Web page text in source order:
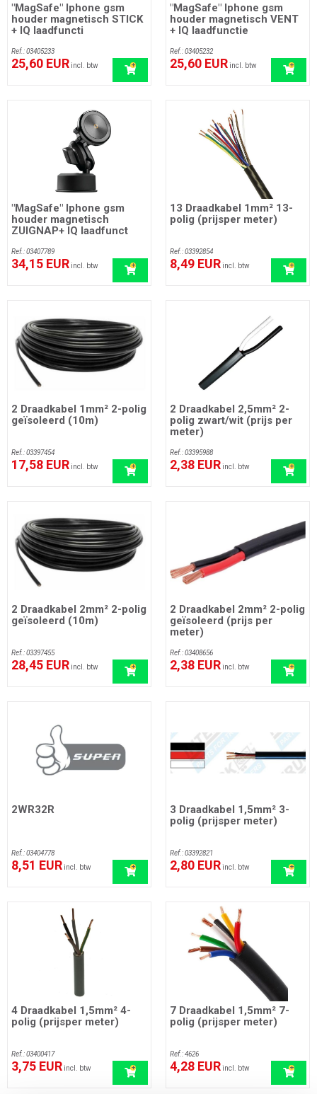
"MagSafe" Iphone gsm
houder magnetisch STICK
+ IQ laadfuncti
Ref.: 03405233
25,60 EURincl. btw
"MagSafe" Iphone gsm
houder magnetisch VENT
+ IQ laadfunctie
Ref.: 03405232
25,60 EURincl. btw
"MagSafe" Iphone gsm
houder magnetisch
ZUIGNAP+ IQ laadfunct
Ref.: 03407789
34,15 EURincl. btw
13 Draadkabel 1mm² 13-
polig (prijsper meter)
Ref.: 03392854
8,49 EURincl. btw
2 Draadkabel 1mm² 2-polig
geïsoleerd (10m)
Ref.: 03397454
17,58 EURincl. btw
2 Draadkabel 2,5mm² 2-
polig zwart/wit (prijs per
meter)
Ref.: 03395988
2,38 EURincl. btw
2 Draadkabel 2mm² 2-polig
geïsoleerd (10m)
Ref.: 03397455
28,45 EURincl. btw
2 Draadkabel 2mm² 2-polig
geïsoleerd (prijs per
meter)
Ref.: 03408656
2,38 EURincl. btw
2WR32R
Ref.: 03404778
8,51 EURincl. btw
3 Draadkabel 1,5mm² 3-
polig (prijsper meter)
Ref.: 03392821
2,80 EURincl. btw
4 Draadkabel 1,5mm² 4-
polig (prijsper meter)
Ref.: 03400417
3,75 EURincl. btw
7 Draadkabel 1,5mm² 7-
polig (prijsper meter)
Ref.: 4626
4,28 EURincl. btw